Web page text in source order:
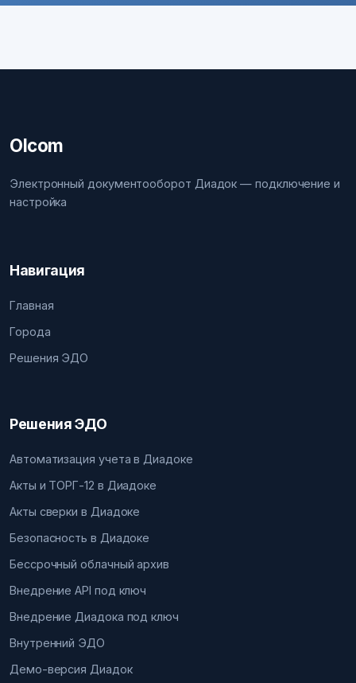
Olcom
Электронный документооборот Диадок — подключение и
настройка
Навигация
Главная
Города
Решения ЭДО
Решения ЭДО
Автоматизация учета в Диадоке
Акты и ТОРГ-12 в Диадоке
Акты сверки в Диадоке
Безопасность в Диадоке
Бессрочный облачный архив
Внедрение API под ключ
Внедрение Диадока под ключ
Внутренний ЭДО
Демо-версия Диадок